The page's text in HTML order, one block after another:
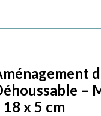
–
18 x 5 cm